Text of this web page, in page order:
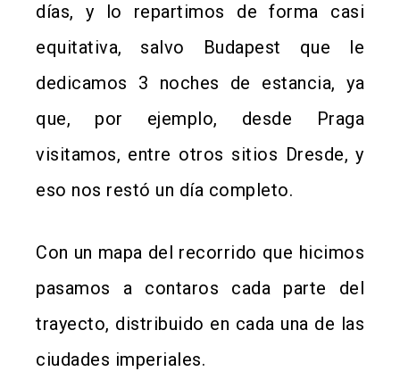
días, y lo repartimos de forma casi
equitativa, salvo Budapest que le
dedicamos 3 noches de estancia, ya
que, por ejemplo, desde Praga
visitamos, entre otros sitios Dresde, y
eso nos restó un día completo.
Con un mapa del recorrido que hicimos
pasamos a contaros cada parte del
trayecto, distribuido en cada una de las
ciudades imperiales.